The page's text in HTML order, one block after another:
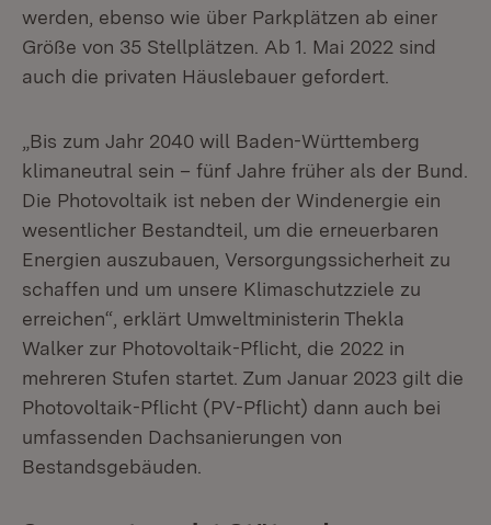
werden, ebenso wie über Parkplätzen ab einer
Größe von 35 Stellplätzen. Ab 1. Mai 2022 sind
auch die privaten Häuslebauer gefordert.
„Bis zum Jahr 2040 will Baden-Württemberg
klimaneutral sein – fünf Jahre früher als der Bund.
Die Photovoltaik ist neben der Windenergie ein
wesentlicher Bestandteil, um die erneuerbaren
Energien auszubauen, Versorgungssicherheit zu
schaffen und um unsere Klimaschutzziele zu
erreichen“, erklärt Umweltministerin Thekla
Walker zur Photovoltaik-Pflicht, die 2022 in
mehreren Stufen startet. Zum Januar 2023 gilt die
Photovoltaik-Pflicht (PV-Pflicht) dann auch bei
umfassenden Dachsanierungen von
Bestandsgebäuden.